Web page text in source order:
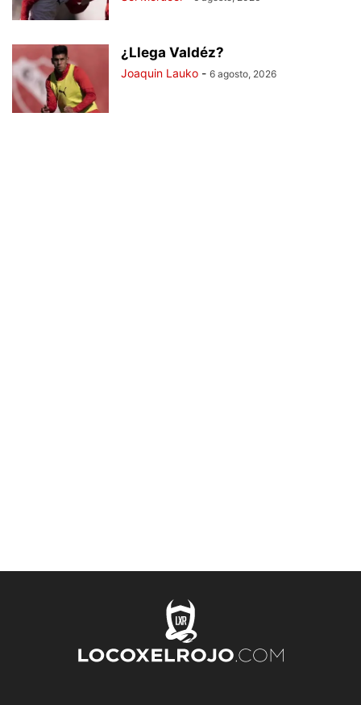
¿Llega Valdéz?
Joaquin Lauko - 6 agosto, 2026